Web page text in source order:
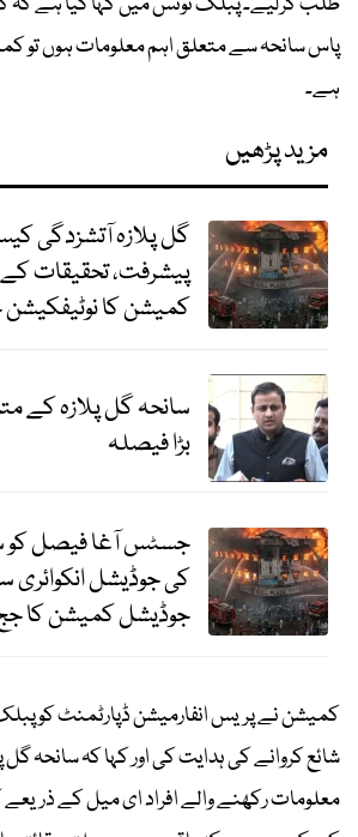
پاس سانحہ سے متعلق اہم معلومات ہوں تو
ہے۔
مزید پڑھیں
گل پلازہ آتشزدگی
پیشرفت، تحقیقات کے
کمیشن کا
سانحہ گل پلازہ کے
بڑا فیصلہ
جسٹس آغا فیصل کو
کی جوڈیشل
جوڈیشل کمیشن کا جج
کمیشن نے پریس انفارمیشن ڈپارٹمنٹ کو
شائع کروانے کی ہدایت کی اور کہا کہ سانحہ
معلومات رکھنے والے افراد ای میل کے